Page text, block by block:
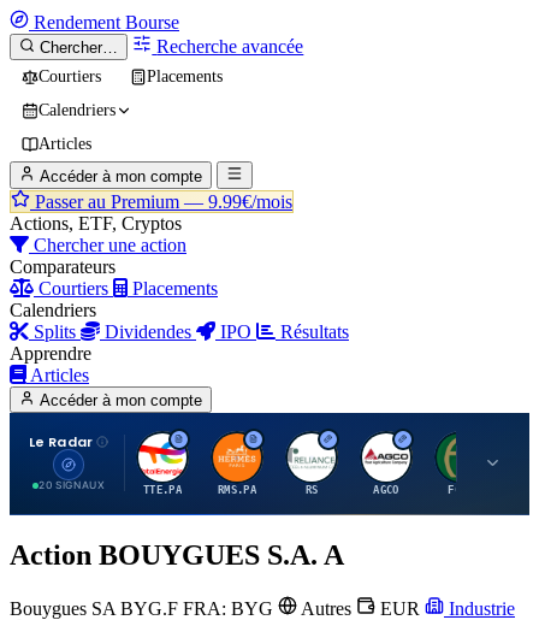
Rendement Bourse
Chercher… Recherche avancée
Courtiers
Placements
Calendriers
Articles
Accéder à mon compte
Passer au Premium — 9.99€/mois
Actions, ETF, Cryptos
Chercher une action
Comparateurs
Courtiers
Placements
Calendriers
Splits
Dividendes IPO
Résultats
Apprendre
Articles
Accéder à mon compte
Le Radar
20 SIGNAUX
T
TTE.PA
H
RMS.PA
R
RS
A
AGCO FCFS
Action BOUYGUES S.A. A
Bouygues SA BYG.F FRA: BYG Autres EUR
Industrie